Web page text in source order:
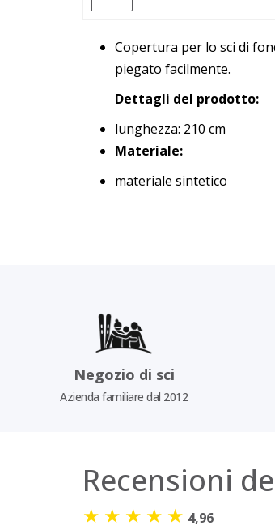
Copertura per lo sci di
piegato facilmente.
Dettagli del prodotto:
lunghezza: 210 cm
Materiale:
materiale sintetico
Negozio di sci
Azienda familiare dal 2012
Recensioni
★ ★ ★ ★ ★ 4,96